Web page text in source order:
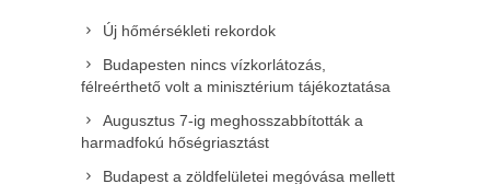
Új hőmérsékleti rekordok
Budapesten nincs vízkorlátozás,
félreérthető volt a minisztérium tájékoztatása
Augusztus 7-ig meghosszabbították a
harmadfokú hőségriasztást
Budapest a zöldfelületei megóvása mellett